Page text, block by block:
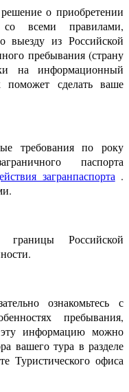
о приобретении
со всеми правилами,
выезду из Российской
пребывания (страну
на информационный
сделать ваше
требования по року
паспорта
загранпаспорта .
границы Российской
ознакомьтесь с
пребывания,
информацию можно
вашего тура в разделе
Туристического офиса